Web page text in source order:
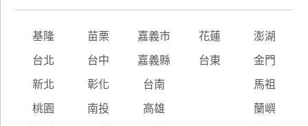
基隆 苗栗 嘉義市 花蓮 澎湖
台北 台中 嘉義縣 台東 金門
新北 彰化 台南 馬祖
桃園 南投 高雄 蘭嶼